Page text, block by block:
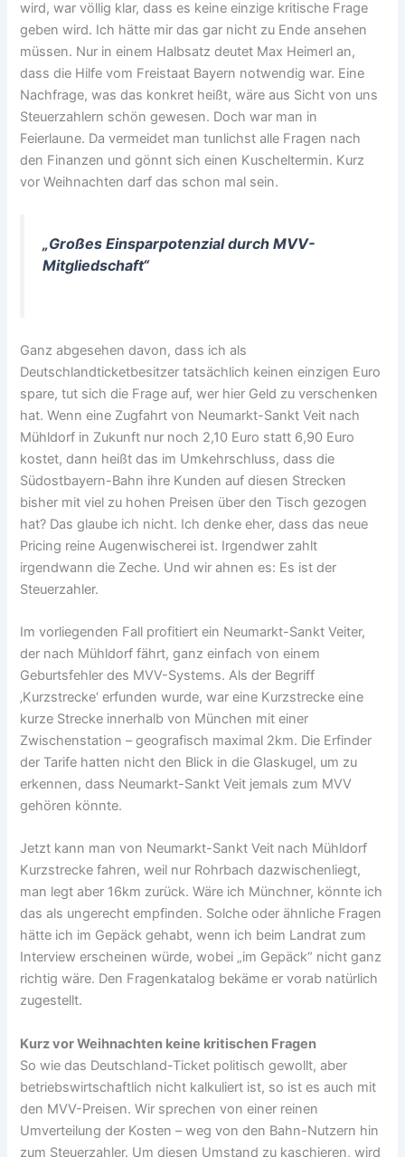
wird, war völlig klar, dass es keine einzige kritische Frage
geben wird. Ich hätte mir das gar nicht zu Ende ansehen
müssen. Nur in einem Halbsatz deutet Max Heimerl an,
dass die Hilfe vom Freistaat Bayern notwendig war. Eine
Nachfrage, was das konkret heißt, wäre aus Sicht von uns
Steuerzahlern schön gewesen. Doch war man in
Feierlaune. Da vermeidet man tunlichst alle Fragen nach
den Finanzen und gönnt sich einen Kuscheltermin. Kurz
vor Weihnachten darf das schon mal sein.
„Großes Einsparpotenzial durch MVV-
Mitgliedschaft“
Ganz abgesehen davon, dass ich als
Deutschlandticketbesitzer tatsächlich keinen einzigen Euro
spare, tut sich die Frage auf, wer hier Geld zu verschenken
hat. Wenn eine Zugfahrt von Neumarkt-Sankt Veit nach
Mühldorf in Zukunft nur noch 2,10 Euro statt 6,90 Euro
kostet, dann heißt das im Umkehrschluss, dass die
Südostbayern-Bahn ihre Kunden auf diesen Strecken
bisher mit viel zu hohen Preisen über den Tisch gezogen
hat? Das glaube ich nicht. Ich denke eher, dass das neue
Pricing reine Augenwischerei ist. Irgendwer zahlt
irgendwann die Zeche. Und wir ahnen es: Es ist der
Steuerzahler.
Im vorliegenden Fall profitiert ein Neumarkt-Sankt Veiter,
der nach Mühldorf fährt, ganz einfach von einem
Geburtsfehler des MVV-Systems. Als der Begriff
‚Kurzstrecke‘ erfunden wurde, war eine Kurzstrecke eine
kurze Strecke innerhalb von München mit einer
Zwischenstation – geografisch maximal 2km. Die Erfinder
der Tarife hatten nicht den Blick in die Glaskugel, um zu
erkennen, dass Neumarkt-Sankt Veit jemals zum MVV
gehören könnte.
Jetzt kann man von Neumarkt-Sankt Veit nach Mühldorf
Kurzstrecke fahren, weil nur Rohrbach dazwischenliegt,
man legt aber 16km zurück. Wäre ich Münchner, könnte ich
das als ungerecht empfinden. Solche oder ähnliche Fragen
hätte ich im Gepäck gehabt, wenn ich beim Landrat zum
Interview erscheinen würde, wobei „im Gepäck“ nicht ganz
richtig wäre. Den Fragenkatalog bekäme er vorab natürlich
zugestellt.
Kurz vor Weihnachten keine kritischen Fragen
So wie das Deutschland-Ticket politisch gewollt, aber
betriebswirtschaftlich nicht kalkuliert ist, so ist es auch mit
den MVV-Preisen. Wir sprechen von einer reinen
Umverteilung der Kosten – weg von den Bahn-Nutzern hin
zum Steuerzahler. Um diesen Umstand zu kaschieren, wird